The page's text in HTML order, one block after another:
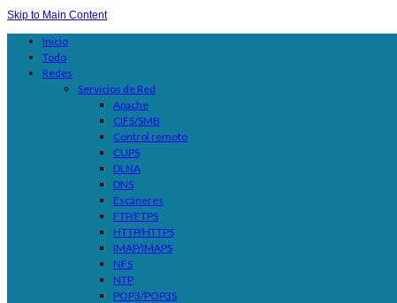
Skip to Main Content
Inicio
Todo
Redes
Servicios de Red
Apache
CIFS/SMB
Control remoto
CUPS
DLNA
DNS
Escáneres
FTP/FTPS
HTTP/HTTPS
IMAP/IMAPS
NFS
NTP
POP3/POP3S